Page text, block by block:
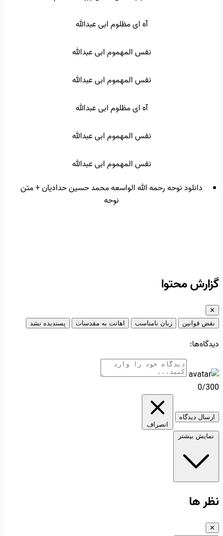
آه ای مظلوم ابی عبدالله
نفس المهموم ابی عبدالله
نفس المهموم ابی عبدالله
آه ای مظلوم ابی عبدالله
نفس المهموم ابی عبدالله
نفس المهموم ابی عبدالله
دانلود نوحه رحمه الله الواسعه محمد حسین حدادیان + متن
نوحه
گزارش محتوا
✕
نقض قوانین
زبان نامناسب اهانت به مقدسات پسندیده نشد
دیدگاه‌ها:
0/300
ارسال دیدگاه
انصراف
نمایش بیشتر
نظر ها
✕